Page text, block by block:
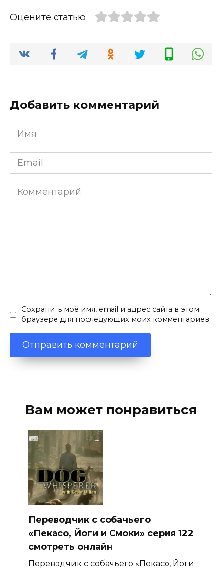
Оцените статью
Добавить комментарий
Имя
*
Email
*
Комментарий
Сохранить моё имя, email и адрес сайта в этом
браузере для последующих моих комментариев.
Вам может понравиться
Переводчик с собачьего
«Пекасо, Йоги и Смоки» серия 122
смотреть онлайн
Переводчик с собачьего «Пекасо, Йоги